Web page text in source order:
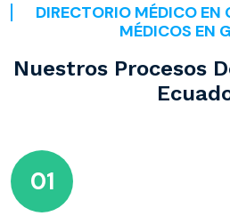
DIRECTORIO MÉDICO
MÉDICOS EN
Nuestros Procesos
01